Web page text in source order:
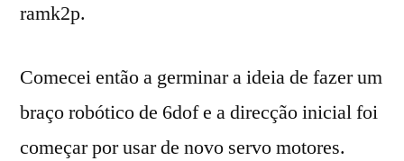
ramk2p.
Comecei então a germinar a ideia de fazer um
braço robótico de 6dof e a direcção inicial foi
começar por usar de novo servo motores.